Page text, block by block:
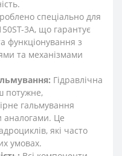
спеціально для
3A, що гарантує
функціонування з
та механізмами
Гідравлічна
потужне,
гальмування
аналогами. Це
які часто
умовах.